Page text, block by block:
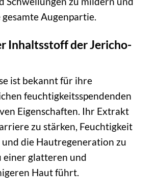
Augenpartie.
Inhaltsstoff der Jericho-
ist bekannt für ihre
feuchtigkeitsspendenden
Eigenschaften. Ihr Extrakt
zu stärken, Feuchtigkeit
die Hautregeneration zu
einer glatteren und
Haut führt.